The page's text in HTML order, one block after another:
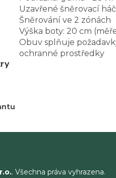
Uzavřené šněrovací
Šněrování ve 2 zónách
Výška boty: 20 cm
Obuv splňuje
ochranné prostředky
. Všechna práva vyhrazena.